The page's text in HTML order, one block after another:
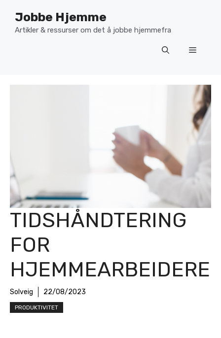
innhold
Jobbe Hjemme
Artikler & ressurser om det å jobbe hjemmefra
Meny
TIDSHÅNDTERING
FOR
HJEMMEARBEIDERE
Solveig 22/08/2023
PRODUKTIVITET